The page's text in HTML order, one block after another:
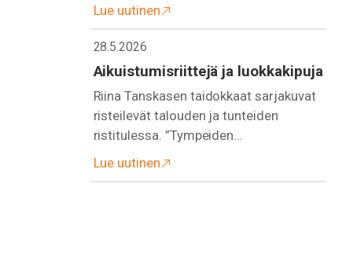
Lue uutinen
28.5.2026
Aikuistumisriittejä ja luokkakipuja
Riina Tanskasen taidokkaat sarjakuvat
risteilevät talouden ja tunteiden
ristitulessa. ”Tympeiden…
Lue uutinen